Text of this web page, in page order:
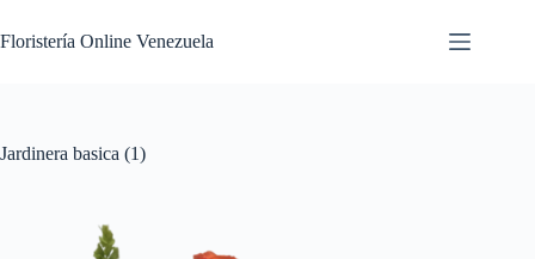
Floristería Online Venezuela
Jardinera basica (1)